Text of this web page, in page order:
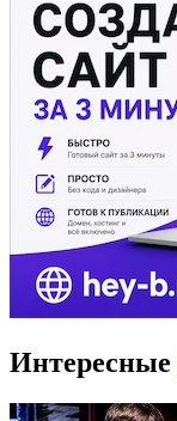
Интересные